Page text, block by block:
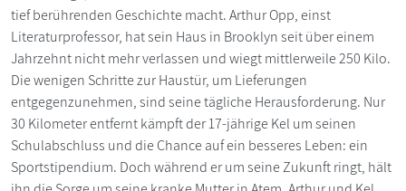
tief berührenden Geschichte macht. Arthur Opp, einst
Literaturprofessor, hat sein Haus in Brooklyn seit über einem
Jahrzehnt nicht mehr verlassen und wiegt mittlerweile 250 Kilo.
Die wenigen Schritte zur Haustür, um Lieferungen
entgegenzunehmen, sind seine tägliche Herausforderung. Nur
30 Kilometer entfernt kämpft der 17-jährige Kel um seinen
Schulabschluss und die Chance auf ein besseres Leben: ein
Sportstipendium. Doch während er um seine Zukunft ringt, hält